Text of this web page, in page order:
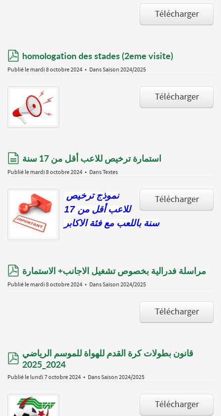
Télécharger
pdf
homologation des stades (2eme visite)
Publié le mardi 8 octobre 2024 DansSaison 2024/2025
Télécharger
documentاستمارة ترخيص للاعب أقل من 17 سنة
Publié le mardi 8 octobre 2024 DansTextes
Télécharger
نموذج ترخيص
للاعب أقل من 17
سنة باللعب مع فئة الاكابر
pdf
مراسلة فدرالية بخصوص تشغيل الاجانب+ الاستمارة
Publié le mardi 8 octobre 2024 DansSaison 2024/2025
Télécharger
pdf
قانون بطولات كرة القدم للهواة للموسم الرياضي
2024_2025
Publié le lundi 7 octobre 2024 DansSaison 2024/2025
Télécharger